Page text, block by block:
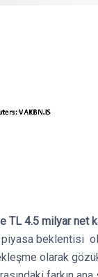
TL 4.5 milyar net
beklentisi
olarak